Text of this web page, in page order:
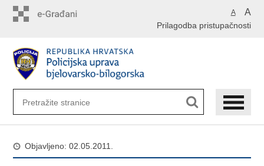
A A
Prilagodba pristupačnosti
Objavljeno: 02.05.2011.